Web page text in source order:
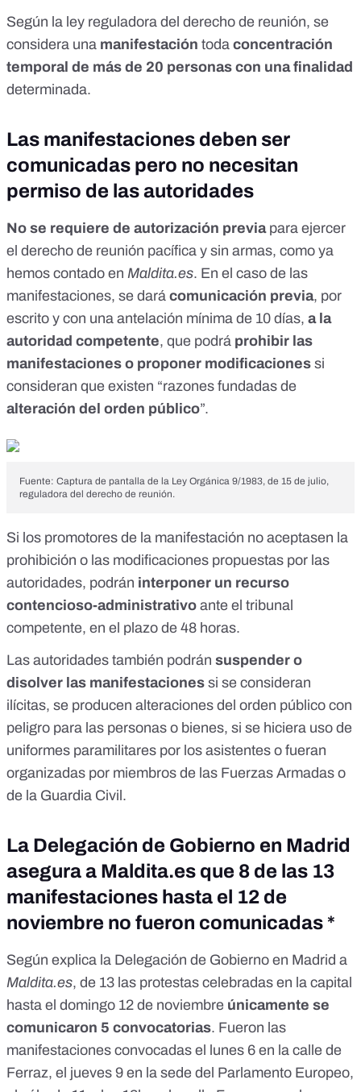
Según la ley reguladora del derecho de reunión, se
considera una manifestación toda concentración
temporal de más de 20 personas con una finalidad
determinada.
Las manifestaciones deben ser
comunicadas pero no necesitan
permiso de las autoridades
No se requiere de autorización previapara ejercer
el derecho de reunión pacífica y sin armas, como ya
hemos contado en Maldita.es. En el caso de las
manifestaciones, se dará comunicación previa, por
escrito y con una antelación mínima de 10 días, a la
autoridad competente, que podrá prohibir las
manifestaciones o proponer modificaciones si
consideran que existen “razones fundadas de
alteración del orden público”.
Fuente: Captura de pantalla de la Ley Orgánica 9/1983, de 15 de julio,
reguladora del derecho de reunión.
Si los promotores de la manifestación no aceptasen la
prohibición o las modificaciones propuestas por las
autoridades, podrán interponer un recurso
contencioso-administrativo ante el tribunal
competente, en el plazo de 48 horas.
Las autoridades también podrán suspender o
disolver las manifestaciones si se consideran
ilícitas, se producen alteraciones del orden público con
peligro para las personas o bienes, si se hiciera uso de
uniformes paramilitares por los asistentes o fueran
organizadas por miembros de las Fuerzas Armadas o
de la Guardia Civil .
La Delegación de Gobierno en Madrid
asegura a Maldita.es que 8 de las 13
manifestaciones hasta el 12 de
noviembre no fueron comunicadas *
Según explica la Delegación de Gobierno en Madrid a
Maldita.es, de 13 las protestas celebradas en la capital
hasta el domingo 12 de noviembre únicamente se
comunicaron 5 convocatorias. Fueron las
manifestaciones convocadas el lunes 6 en la calle de
Ferraz, el jueves 9 en la sede del Parlamento Europeo,